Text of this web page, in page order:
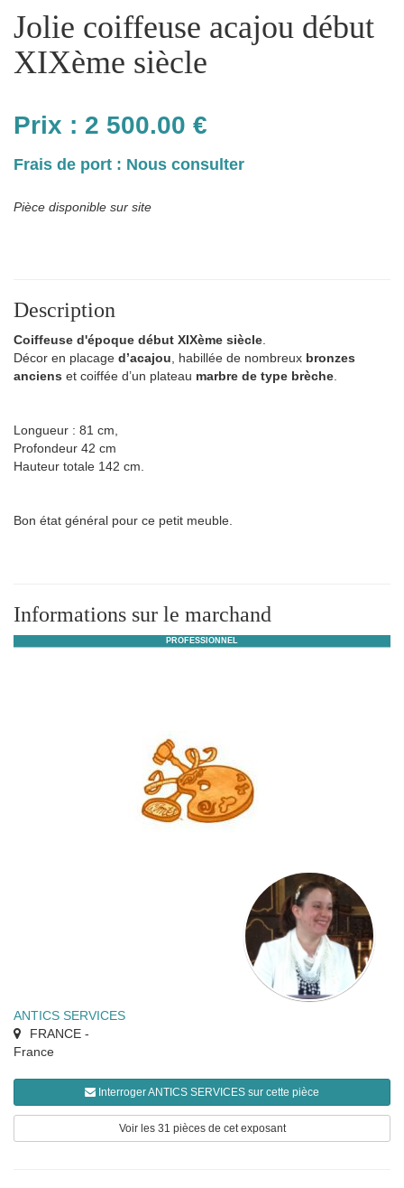
Jolie coiffeuse acajou début
XIXème siècle
Prix : 2 500.00 €
Frais de port : Nous consulter
Pièce disponible sur site
Description
Coiffeuse d'époque début XIXème siècle
Décor en placage d’acajou , habillée de nombreux bronzes
anciens et coiffée d’un plateau marbre de type brèche
Longueur : 81 cm,
Profondeur 42 cm
Hauteur totale 142 cm.
Bon état général pour ce petit meuble.
Informations sur le marchand
PROFESSIONNEL
ANTICS SERVICES
FRANCE -
France
Interroger ANTICS SERVICES sur cette pièce
Voir les 31 pièces de cet exposant